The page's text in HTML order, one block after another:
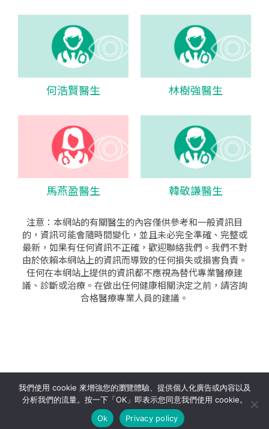
何浩賢醫生 林樹強醫生
馬燕盈醫生 韓敬謙醫生
注意：本網站的有關醫生的內容僅供參考和一般資訊目
的，資訊可能會隨時間變化，並且未必完全準確、完整或
最新，如果有任何資訊不正確，歡迎聯絡我們。我們不對
由於依賴本網站上的資訊而導致的任何損失或損害負責。
任何在本網站上提供的資訊都不應視為替代專業醫療建
議、診斷或治療。在做出任何健康相關決定之前，請咨詢
合格醫療專業人員的建議。
隱私政策 使用條款
seo公司|sem公司|網頁設計|網頁設計公司by isualsense
我們使用 cookie 來增強您的瀏覽體驗、提供個人化廣告或內容以及
分析我們的流量。按一下「OK」即表示您同意我們使用 cookie。
Ok
Privacy policy